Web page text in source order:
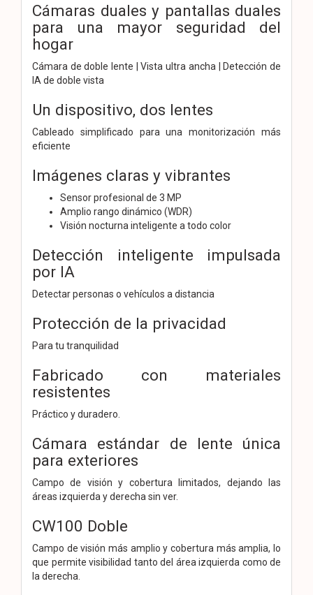
Cámaras duales y pantallas duales
para una mayor seguridad del
hogar
Cámara de doble lente | Vista ultra ancha | Detección de
IA de doble vista
Un dispositivo, dos lentes
Cableado simplificado para una monitorización más
eficiente
Imágenes claras y vibrantes
Sensor profesional de 3 MP
Amplio rango dinámico (WDR)
Visión nocturna inteligente a todo color
Detección inteligente impulsada
por IA
Detectar personas o vehículos a distancia
Protección de la privacidad
Para tu tranquilidad
Fabricado con materiales
resistentes
Práctico y duradero.
Cámara estándar de lente única
para exteriores
Campo de visión y cobertura limitados, dejando las
áreas izquierda y derecha sin ver.
CW100 Doble
Campo de visión más amplio y cobertura más amplia, lo
que permite visibilidad tanto del área izquierda como de
la derecha.